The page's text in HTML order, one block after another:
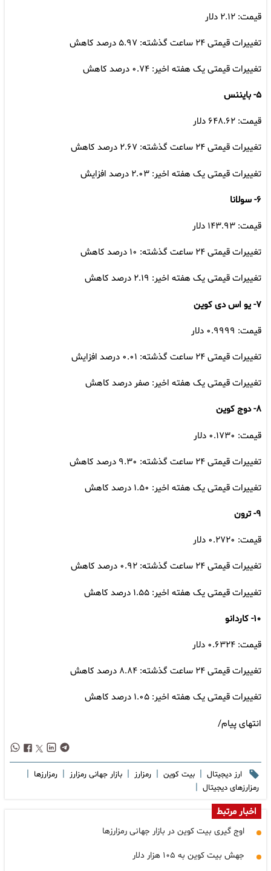
قیمت: ۲.۱۲ دلار
تغییرات قیمتی ۲۴ ساعت گذشته: ۵.۹۷ درصد کاهش
تغییرات قیمتی یک هفته اخیر: ۰.۷۴ درصد کاهش
۵- بایننس
قیمت: ۶۴۸.۶۲ دلار
تغییرات قیمتی ۲۴ ساعت گذشته: ۲.۶۷ درصد کاهش
تغییرات قیمتی یک هفته اخیر: ۲.۰۳ درصد افزایش
۶- سولانا
قیمت: ۱۴۳.۹۳ دلار
تغییرات قیمتی ۲۴ ساعت گذشته: ۱۰ درصد کاهش
تغییرات قیمتی یک هفته اخیر: ۲.۱۹ درصد کاهش
۷- یو اس دی کوین
قیمت: ۰.۹۹۹۹ دلار
تغییرات قیمتی ۲۴ ساعت گذشته: ۰.۰۱ درصد افزایش
تغییرات قیمتی یک هفته اخیر: صفر درصد کاهش
۸- دوج کوین
قیمت: ۰.۱۷۳۰ دلار
تغییرات قیمتی ۲۴ ساعت گذشته: ۹.۳۰ درصد کاهش
تغییرات قیمتی یک هفته اخیر: ۱.۵۰ درصد کاهش
۹- ترون
قیمت: ۰.۲۷۲۰ دلار
تغییرات قیمتی ۲۴ ساعت گذشته: ۰.۹۲ درصد کاهش
تغییرات قیمتی یک هفته اخیر: ۱.۵۵ درصد کاهش
۱۰- کاردانو
قیمت: ۰.۶۳۲۴ دلار
تغییرات قیمتی ۲۴ ساعت گذشته: ۸.۸۴ درصد کاهش
تغییرات قیمتی یک هفته اخیر: ۱.۰۵ درصد کاهش
انتهای پیام/
ارز دیجیتال | بیت کوین | رمزارز | بازار جهانی رمزارز | رمزارزها |
رمزارزهای دیجیتال |
اخبار مرتبط
اوج گیری بیت کوین در بازار جهانی رمزارزها
جهش بیت کوین به ۱۰۵ هزار دلار